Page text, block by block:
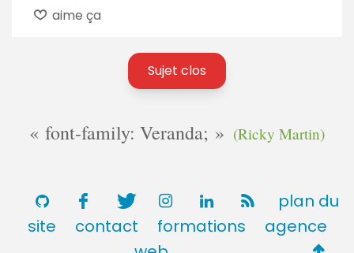
aime ça
Sujet clos
font-family: Veranda; (Ricky Martin)
plan du
site
contact formations
agence